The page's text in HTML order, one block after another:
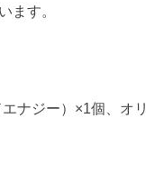
ます。
ナジー）×1個、オ